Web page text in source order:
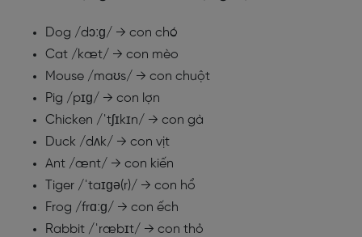
Dog /dɔːɡ/ → con chó
Cat /kæt/ → con mèo
Mouse /maʊs/ → con chuột
Pig /pɪɡ/ → con lợn
Chicken /ˈtʃɪkɪn/ → con gà
Duck /dʌk/ → con vịt
Ant /ænt/ → con kiến
Tiger /ˈtaɪɡə(r)/ → con hổ
Frog /frɑːɡ/ → con ếch
Rabbit /ˈræbɪt/ → con thỏ